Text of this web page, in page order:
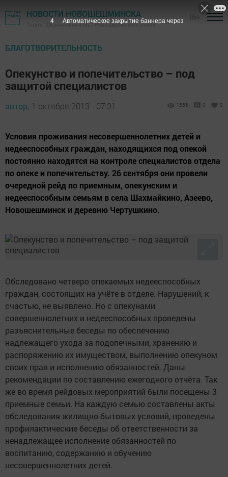
НОВОСТИ НОВОШЕШМИНСКА
Газета "Шешминская новь" - Новошешминский район
БЛАГОТВОРИТЕЛЬНОСТЬ
Опекунство и попечительство – под
защитой специалистов
автор, 1 октября 2013 - 07:31 1556 0 0
Условия проживания несовершеннолетних детей и
недееспособных граждан, находящихся под опекой
постоянно находятся на контроле специалистов отдела
по опеке и попечительству. 26 сентября они провели
очередной рейд по приемным, опекунским и
недееспособным семьям в села Шахмайкино, Азеево,
Новошешминск и деревню Чертушкино.
Обследовано четверо опекаемых недееспособных
граждан, состоящих на учёте в отделе. Нарушений, к
счастью, не выявлено. Но с опекунами
совершеннолетних и недееспособных проведены
разъяснительные беседы по обеспечению
надлежащего ухода за подопечными, хранению и
распоряжению их имуществом, выполнению опекуном
своих прав и исполнению обязанностей. Даны
рекомендации по составлению ежегодного отчёта. Так
же во время рейдовых мероприятий были посещены 3
приемные семьи. На каждую семью составлены акты
обследования жилищно-бытовых условий, проведены
профилактические беседы об ответственности за
ненадлежащее исполнение обязанностей по
воспитанию, содержанию и обучению
несовершеннолетних детей.
3 Автоматическое закрытие баннера через